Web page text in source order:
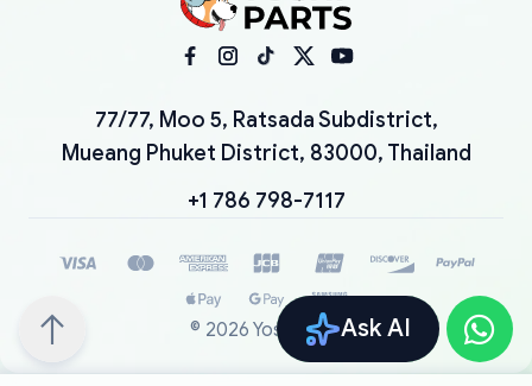
Ask AI
77/77, Moo 5, Ratsada Subdistrict,
Mueang Phuket District, 83000, Thailand
+1 786 798-7117
© 2026 YoshiParts